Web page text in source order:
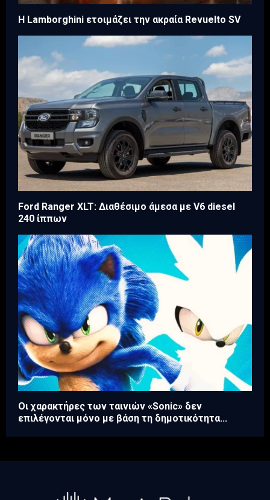
Η Lamborghini ετοιμάζει την ακραία Revuelto SV
Ford Ranger XLT: Διαθέσιμο άμεσα με V6 diesel
240 ίππων
Οι χαρακτήρες των ταινιών «Sonic» δεν
επιλέγονται μόνο με βάση τη δημοτικότητα...